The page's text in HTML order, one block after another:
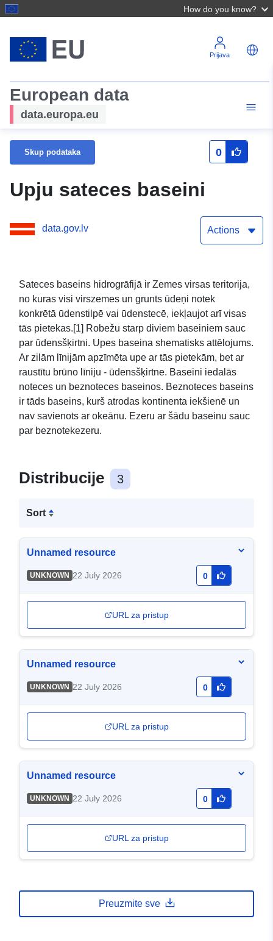
How do you know?
Prijava
European data
data.europa.eu
Skup podataka 0
Upju sateces baseini
data.gov.lv Actions
Sateces baseins hidrogrāfijā ir Zemes virsas teritorija,
no kuras visi virszemes un grunts ūdeņi notek
konkrētā ūdenstilpē vai ūdenstecē, iekļaujot arī visas
tās pietekas.[1] Robežu starp diviem baseiniem sauc
par ūdensšķirtni. Upes baseina shematisks attēlojums.
Ar zilām līnijām apzīmēta upe ar tās pietekām, bet ar
raustītu brūno līniju - ūdensšķirtne. Baseini iedalās
noteces un beznoteces baseinos. Beznoteces baseins
ir tāds baseins, kurš atrodas kontinenta iekšienē un
nav savienots ar okeānu. Ezeru ar šādu baseinu sauc
par beznotekezeru.
Distribucije 3
Sort
Unnamed resource
UNKNOWN 22 July 2026 0
URL za pristup
Unnamed resource
UNKNOWN 22 July 2026 0
URL za pristup
Unnamed resource
UNKNOWN 22 July 2026 0
URL za pristup
Preuzmite sve